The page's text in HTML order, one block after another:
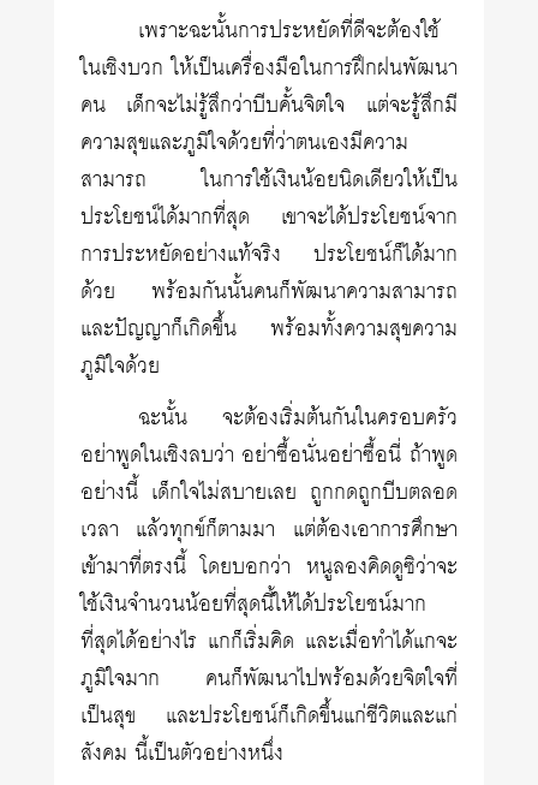
เพราะฉะนั้นการประหยัดที่ดีจะต้องใช้
ในเชิงบวก ให้เป็นเครื่องมือในการฝึกฝนพัฒนา
คน เด็กจะไม่รู้สึกว่าบีบคั้นจิตใจ แต่จะรู้สึกมี
ความสุขและภูมิใจด้วยที่ว่าตนเองมีความ
สามารถ ในการใช้เงินน้อยนิดเดียวให้เป็น
ประโยชน์ได้มากที่สุด เขาจะได้ประโยชน์จาก
การประหยัดอย่างแท้จริง ประโยชน์ก็ได้มาก
ด้วย พร้อมกันนั้นคนก็พัฒนาความสามารถ
และปัญญาก็เกิดขึ้น พร้อมทั้งความสุขความ
ภูมิใจด้วย
ฉะนั้น จะต้องเริ่มต้นกันในครอบครัว
อย่าพูดในเชิงลบว่า อย่าซื้อนั่นอย่าซื้อนี่ ถ้าพูด
อย่างนี้ เด็กใจไม่สบายเลย ถูกกดถูกบีบตลอด
เวลา แล้วทุกข์ก็ตามมา แต่ต้องเอาการศึกษา
เข้ามาที่ตรงนี้ โดยบอกว่า หนูลองคิดดูซิว่าจะ
ใช้เงินจำนวนน้อยที่สุดนี้ให้ได้ประโยชน์มาก
ที่สุดได้อย่างไร แกก็เริ่มคิด และเมื่อทำได้แกจะ
ภูมิใจมาก คนก็พัฒนาไปพร้อมด้วยจิตใจที่
เป็นสุข และประโยชน์ก็เกิดขึ้นแก่ชีวิตและแก่
สังคม นี้เป็นตัวอย่างหนึ่ง